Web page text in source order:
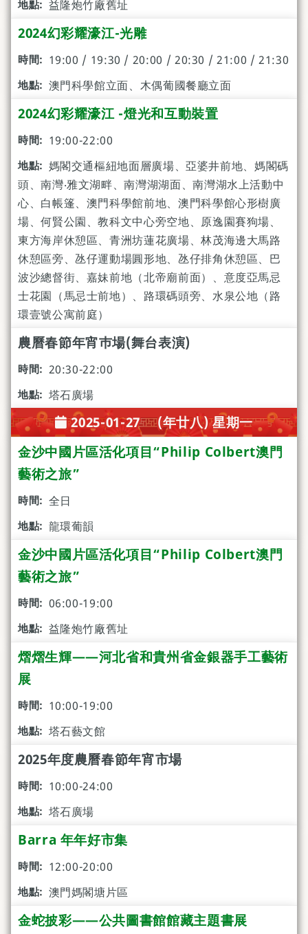
益隆炮竹廠舊址
2024幻彩耀濠江-光雕
19:00 / 19:30 / 20:00 / 20:30 / 21:00 / 21:30
澳門科學館立面、木偶葡國餐廳立面
2024幻彩耀濠江 -燈光和互動裝置
19:00-22:00
媽閣交通樞紐地面層廣場、亞婆井前地、媽閣碼
頭、南灣‧雅文湖畔、南灣湖湖面、南灣湖水上活動中
心、白帳篷、澳門科學館前地、澳門科學館心形樹廣
場、何賢公園、教科文中心旁空地、原逸園賽狗場、
東方海岸休憩區、青洲坊蓮花廣場、林茂海邊大馬路
休憩區旁、氹仔運動場圓形地、氹仔排角休憩區、巴
波沙總督街、嘉妹前地（北帝廟前面）、意度亞馬忌
士花園（馬忌士前地）、路環碼頭旁、水泉公地（路
環壹號公寓前庭）
農曆春節年宵巿場(舞台表演)
20:30-22:00
塔石廣場
2025-01-27 (年廿八) 星期一
金沙中國片區活化項目“Philip Colbert澳門
藝術之旅”
全日
龍環葡韻
金沙中國片區活化項目“Philip Colbert澳門
藝術之旅”
06:00-19:00
益隆炮竹廠舊址
熠熠生輝——河北省和貴州省金銀器手工藝術
展
10:00-19:00
塔石藝文館
2025年度農曆春節年宵市場
10:00-24:00
塔石廣場
Barra 年年好市集
12:00-20:00
澳門媽閣塘片區
金蛇披彩——公共圖書館館藏主題書展